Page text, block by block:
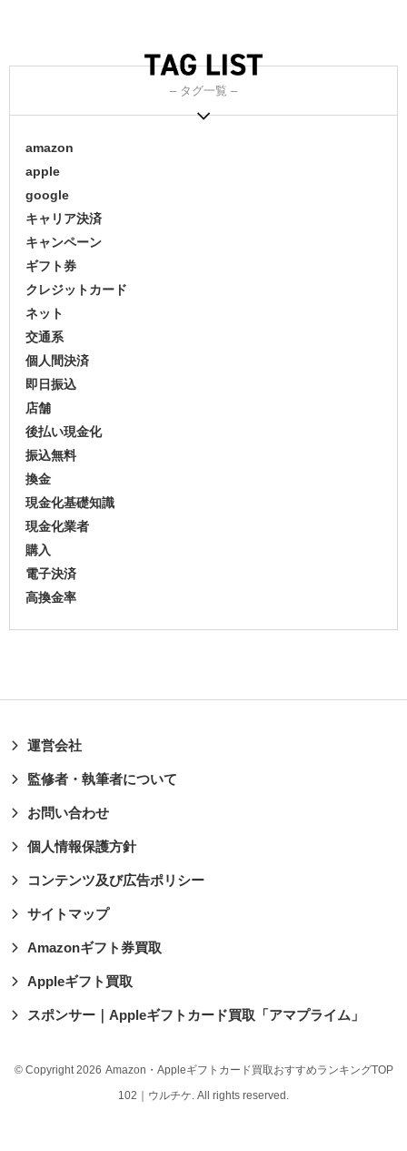
– タグ一覧 –
amazon
apple
google
キャリア決済
キャンペーン
ギフト券
クレジットカード
ネット
交通系
個人間決済
即日振込
店舗
後払い現金化
振込無料
換金
現金化基礎知識
現金化業者
購入
電子決済
高換金率
運営会社
監修者・執筆者について
お問い合わせ
個人情報保護方針
コンテンツ及び広告ポリシー
サイトマップ
Amazonギフト券買取
Appleギフト買取
スポンサー｜Appleギフトカード買取「アマプライム」
© Copyright 2026 Amazon・Appleギフトカード買取おすすめランキングTOP
102｜ウルチケ. All rights reserved.